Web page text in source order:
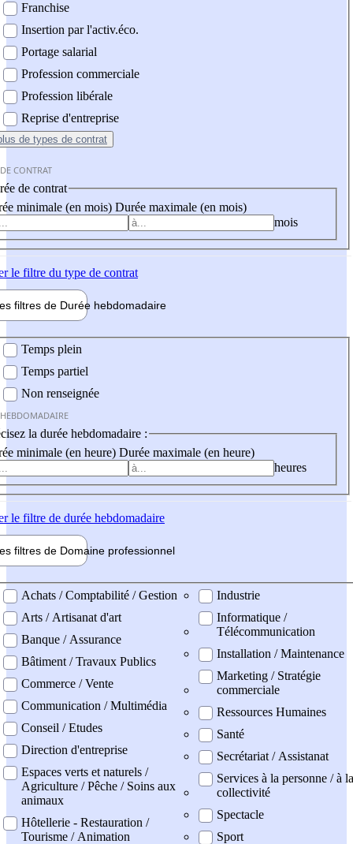
Franchise
Insertion par l'activ.éco.
Portage salarial
Profession commerciale
Profession libérale
Reprise d'entreprise
de types de contrat
CONTRAT
de contrat
minimale (en mois) Durée maximale (en mois)
mois
le filtre du type de contrat
filtres de Durée hebdomadaire
Temps plein
Temps partiel
Non renseignée
la durée hebdomadaire :
minimale (en heure) Durée maximale (en heure)
heures
le filtre de durée hebdomadaire
filtres de Domaine professionnel
professionel
Achats / Comptabilité / Gestion
Arts / Artisanat d'art
Banque / Assurance
Bâtiment / Travaux Publics
Commerce / Vente
Communication / Multimédia
Conseil / Etudes
Direction d'entreprise
Espaces verts et naturels /
Agriculture / Pêche / Soins aux
animaux
Hôtellerie - Restauration /
Tourisme / Animation
Industrie
Informatique /
Télécommunication
Installation / Maintenance
Marketing / Stratégie
commerciale
Ressources Humaines
Santé
Secrétariat / Assistanat
Services à la personne / à la
collectivité
Spectacle
Sport